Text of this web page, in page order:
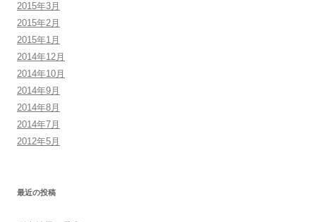
2015年3月
2015年2月
2015年1月
2014年12月
2014年10月
2014年9月
2014年8月
2014年7月
2012年5月
最近の投稿